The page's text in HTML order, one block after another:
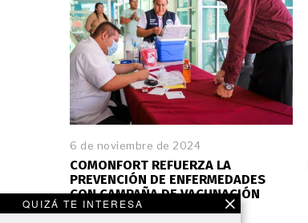
QUIZÁ TE INTERESA
6 de noviembre de 2024
COMONFORT REFUERZA LA
PREVENCIÓN DE ENFERMEDADES
CON CAMPAÑA DE VACUNACIÓN